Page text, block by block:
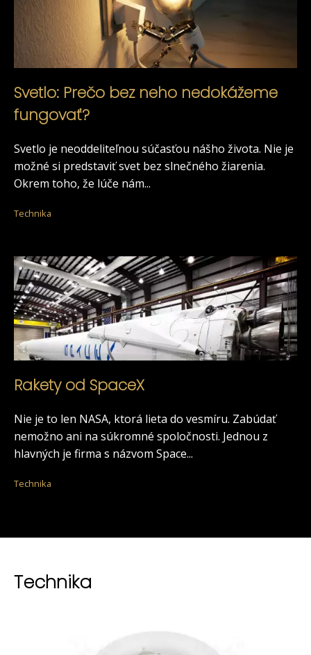
Svetlo: Prečo bez neho nedokážeme
fungovať?
Svetlo je neoddeliteľnou súčasťou nášho života. Nie je
možné si predstaviť svet bez slnečného žiarenia.
Okrem toho, že lúče nám...
Technika
Rakety od SpaceX
Nie je to len NASA, ktorá lieta do vesmíru. Zabúdať
nemožno ani na súkromné ​​spoločnosti. Jednou z
hlavných je firma s názvom Space...
Technika
Technika